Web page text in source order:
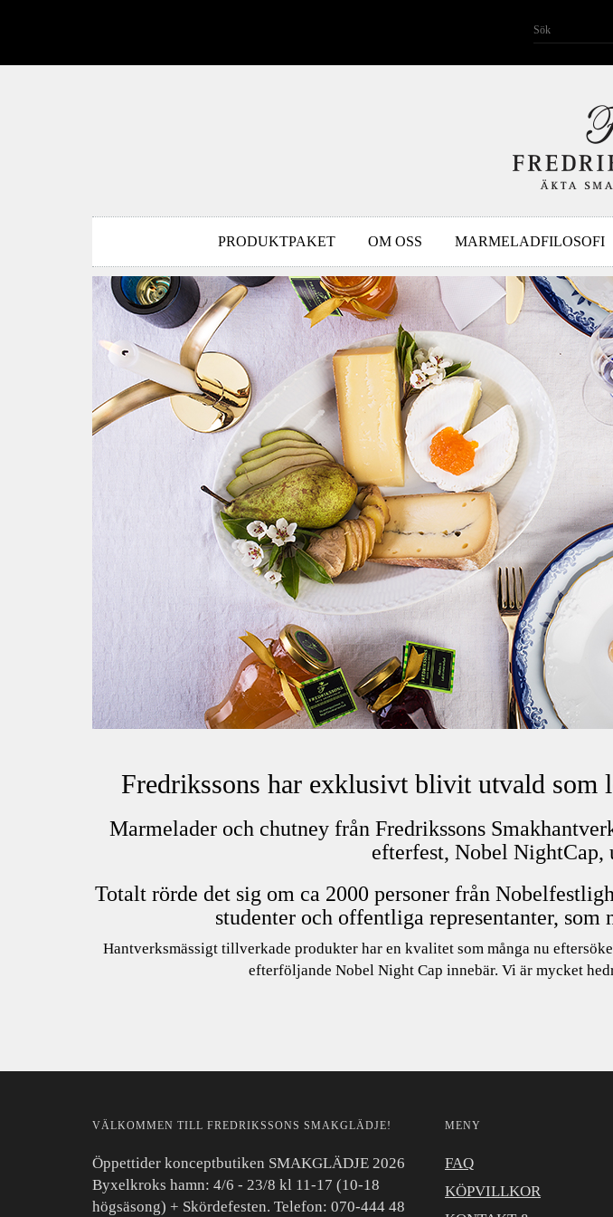
PRODUKTPAKET OM OSS MARMELADFILOSOFI
Fredrikssons har exklusivt blivit utvald
Marmelader och chutney från Fredrikssons
efterfest, Nobel NightCap,
Totalt rörde det sig om ca 2000 personer från
studenter och offentliga representanter,
Hantverksmässigt tillverkade produkter har en kvalitet som många nu
efterföljande Nobel Night Cap innebär. Vi är mycket
VÄLKOMMEN TILL FREDRIKSSONS SMAKGLÄDJE!
Öppettider konceptbutiken SMAKGLÄDJE 2026
Byxelkroks hamn: 4/6 - 23/8 kl 11-17 (10-18
högsäsong) + Skördefesten. Telefon: 070-444 48
MENY
FAQ
KÖPVILLKOR